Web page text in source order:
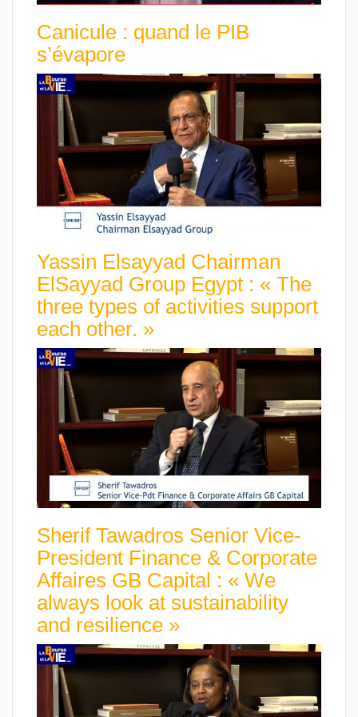
Canicule : quand le PIB
s’évapore
Yassin Elsayyad Chairman
ElSayyad Group Egypt : « The
three types of activities support
each other. »
Sherif Tawadros Senior Vice-
President Finance & Corporate
Affaires GB Capital : « We
always look at sustainability
and resilience »